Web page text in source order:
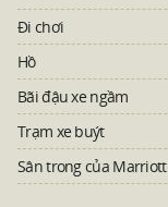
Đi chơi
Hồ
Bãi đậu xe ngầm
Trạm xe buýt
Sân trong của Marriott